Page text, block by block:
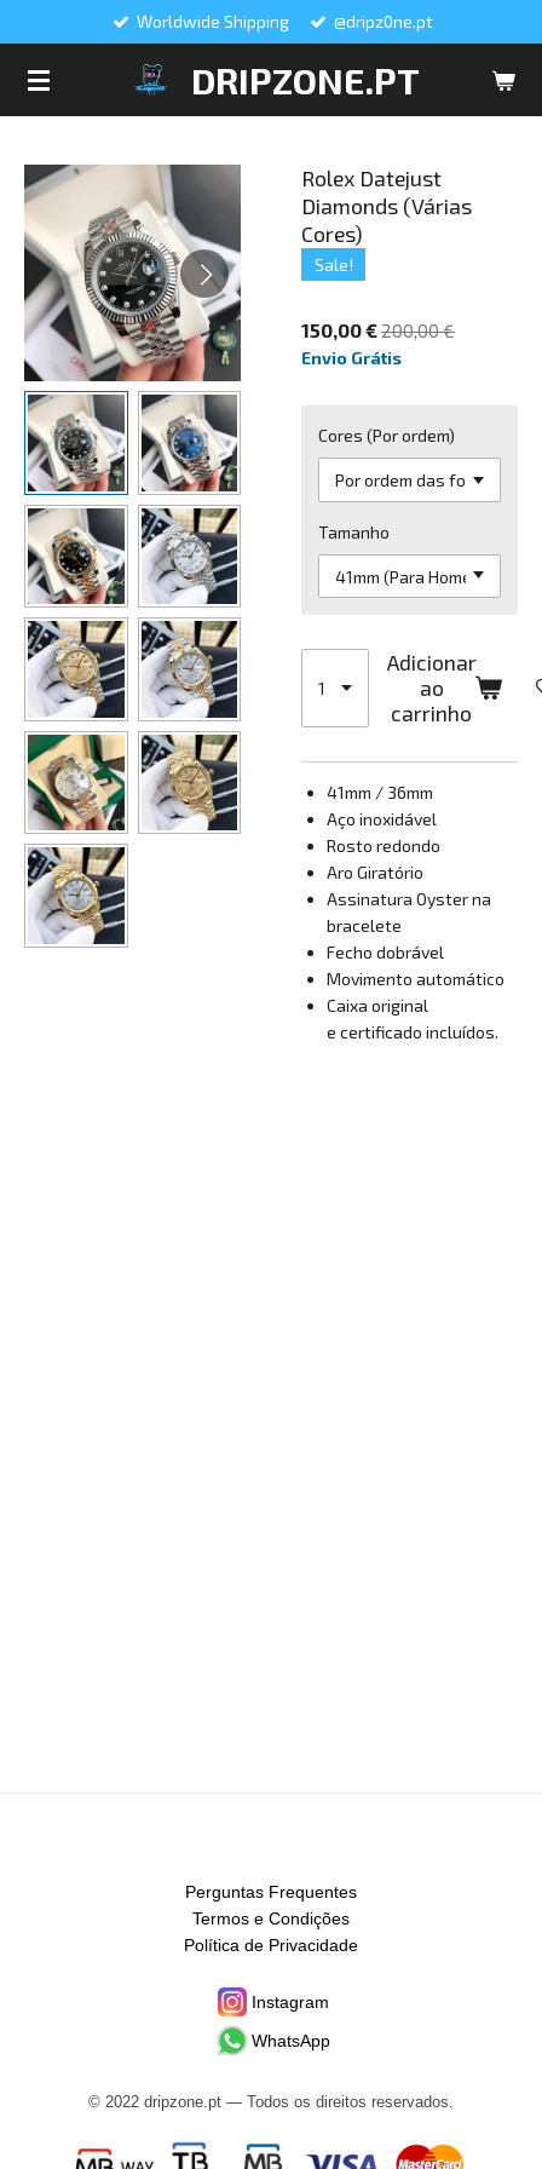
DRIPZONE.PT
Worldwide Shipping @dripz0ne.pt
Rolex Datejust
Diamonds (Várias
Cores)
Sale!
150,00 €200,00 €
Envio Grátis
Cores (Por ordem)
Tamanho
Adicionar
ao
carrinho
41mm / 36mm
Aço inoxidável
Rosto redondo
Aro Giratório
Assinatura Oyster na
bracelete
Fecho dobrável
Movimento automático
Caixa original
e certificado incluídos.
Perguntas Frequentes
Termos e Condições
Política de Privacidade
Instagram
WhatsApp
© 2022 dripzone.pt — Todos os direitos reservados.